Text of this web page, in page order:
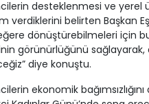
desteklenmesi ve yerel
verdiklerini belirten Başkan
dönüştürebilmeleri için
görünürlüğünü
diye konuştu.
ekonomik